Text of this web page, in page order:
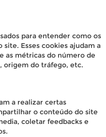
para entender como os
Esses cookies ajudam a
as métricas do número de
origem do tráfego, etc.
a realizar certas
o conteúdo do site
coletar feedbacks e